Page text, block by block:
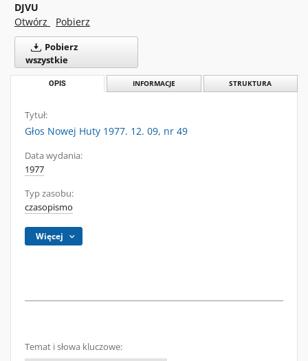
DJVU
Otwórz
Pobierz
Pobierz
wszystkie
OPIS INFORMACJE STRUKTURA
Tytuł:
Głos Nowej Huty 1977. 12. 09, nr 49
Data wydania:
1977
Typ zasobu:
czasopismo
Więcej
Temat i słowa kluczowe: